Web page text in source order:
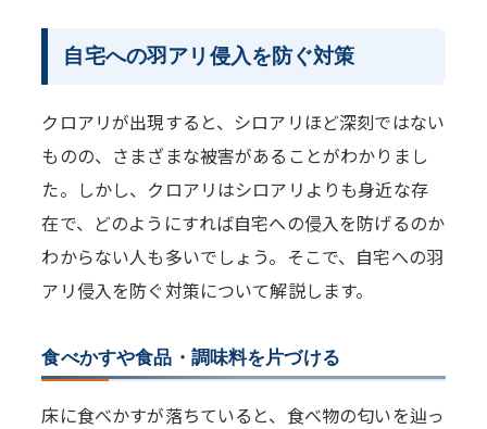
自宅への羽アリ侵入を防ぐ対策
クロアリが出現すると、シロアリほど深刻ではない
ものの、さまざまな被害があることがわかりまし
た。しかし、クロアリはシロアリよりも身近な存
在で、どのようにすれば自宅への侵入を防げるのか
わからない人も多いでしょう。そこで、自宅への羽
アリ侵入を防ぐ対策について解説します。
食べかすや食品・調味料を片づける
床に食べかすが落ちていると、食べ物の匂いを辿っ